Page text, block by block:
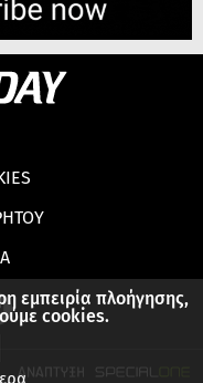
εμπειρία πλοήγησης,
cookies.